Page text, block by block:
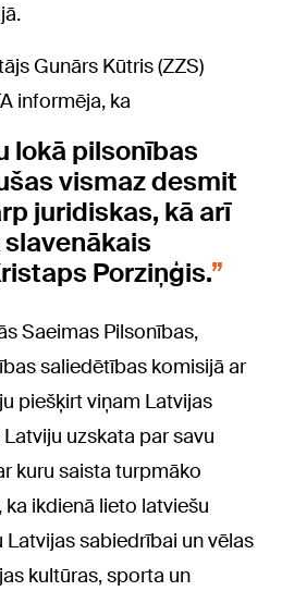
Gunārs Kūtris (ZZS)
informēja, ka
lokā pilsonības
vismaz desmit
juridiskas, kā arī
Porziņģis.
Saeimas Pilsonības,
saliedētības komisijā ar
piešķirt viņam Latvijas
uzskata par savu
kuru saista turpmāko
ka ikdienā lieto latviešu
sabiedrībai un vēlas
kultūras, sporta un